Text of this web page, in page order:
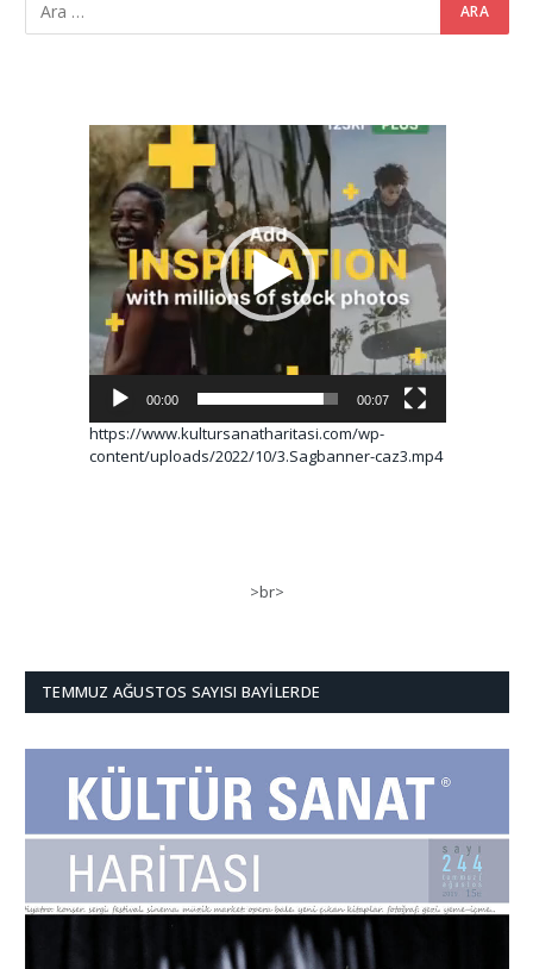
Video
oynatıcı
00:00 00:07
https://www.kultursanatharitasi.com/wp-
content/uploads/2022/10/3.Sagbanner-caz3.mp4
>br>
TEMMUZ AĞUSTOS SAYISI BAYILERDE